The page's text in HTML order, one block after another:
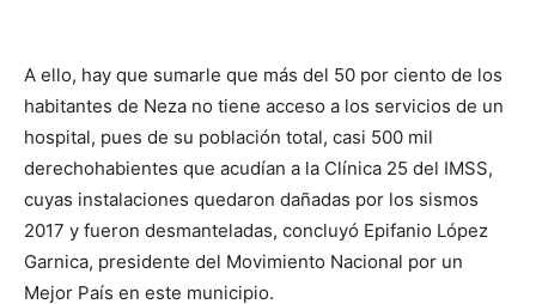
A ello, hay que sumarle que más del 50 por ciento de los
habitantes de Neza no tiene acceso a los servicios de un
hospital, pues de su población total, casi 500 mil
derechohabientes que acudían a la Clínica 25 del IMSS,
cuyas instalaciones quedaron dañadas por los sismos
2017 y fueron desmanteladas, concluyó Epifanio López
Garnica, presidente del Movimiento Nacional por un
Mejor País en este municipio.